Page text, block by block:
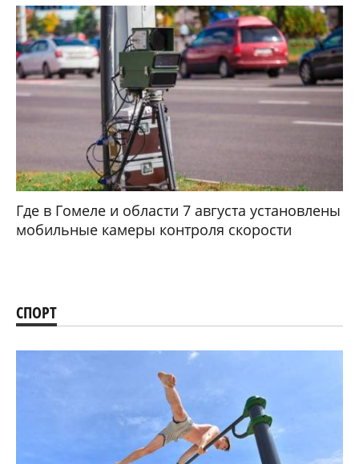
Где в Гомеле и области 7 августа установлены
мобильные камеры контроля скорости
СПОРТ